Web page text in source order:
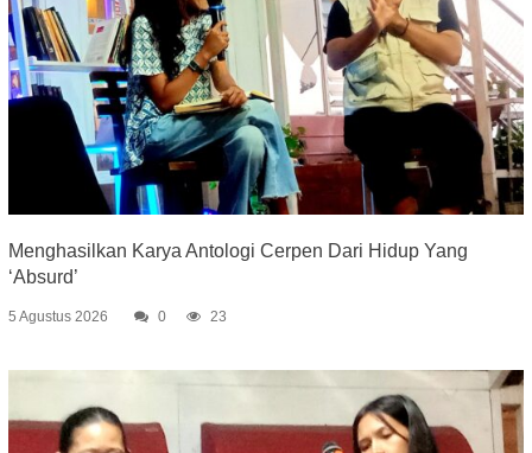
Menghasilkan Karya Antologi Cerpen Dari Hidup Yang
‘Absurd’
5 Agustus 2026 0 23